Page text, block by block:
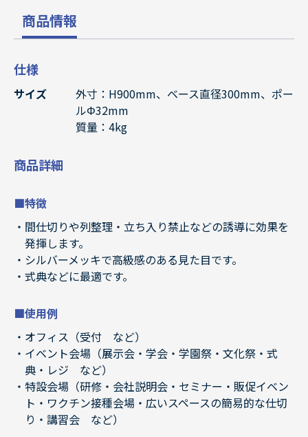
商品情報
仕様
サイズ
外寸：H900mm、ベース直径300mm、ポー
ルΦ32mm
質量：4kg
商品詳細
■特徴
間仕切りや列整理・立ち入り禁止などの誘導に効果を
発揮します。
シルバーメッキで高級感のある見た目です。
式典などに最適です。
■使用例
オフィス（受付 など）
イベント会場（展示会・学会・学園祭・文化祭・式
典・レジ など）
特設会場（研修・会社説明会・セミナー・販促イベン
ト・ワクチン接種会場・広いスペースの簡易的な仕切
り・講習会 など）